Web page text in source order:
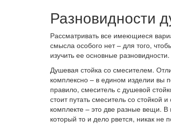
Разновидности
Рассматривать все имеющиеся
смысла особого нет – для того,
изучить ее основные
Душевая стойка со смесителем.
комплексно – в едином изделии вы
правило, смеситель с душевой
стоит путать смеситель со
комплекте – это две разные вещи. В
который то и дело рвется, никак не